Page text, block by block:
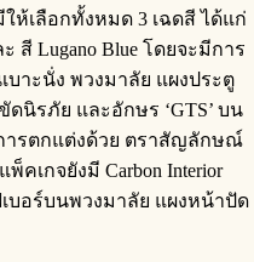
ห้เลือกทั้งหมด 3 เฉดสี ได้แก่
ะ สี Lugano Blue โดยจะมีการ
าะนั่ง พวงมาลัย แผงประตู
นิรภัย และอักษร ‘GTS’ บน
ารตกแต่งด้วย ตราสัญลักษณ์
คเกจยังมี Carbon Interior
บอร์บนพวงมาลัย แผงหน้าปัด